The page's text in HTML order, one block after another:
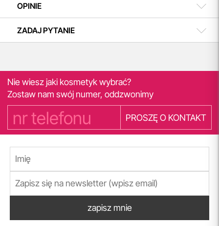
OPINIE
ZADAJ PYTANIE
Nie wiesz jaki kosmetyk wybrać?
Zostaw nam swój numer, oddzwonimy
PROSZĘ O KONTAKT
zapisz mnie